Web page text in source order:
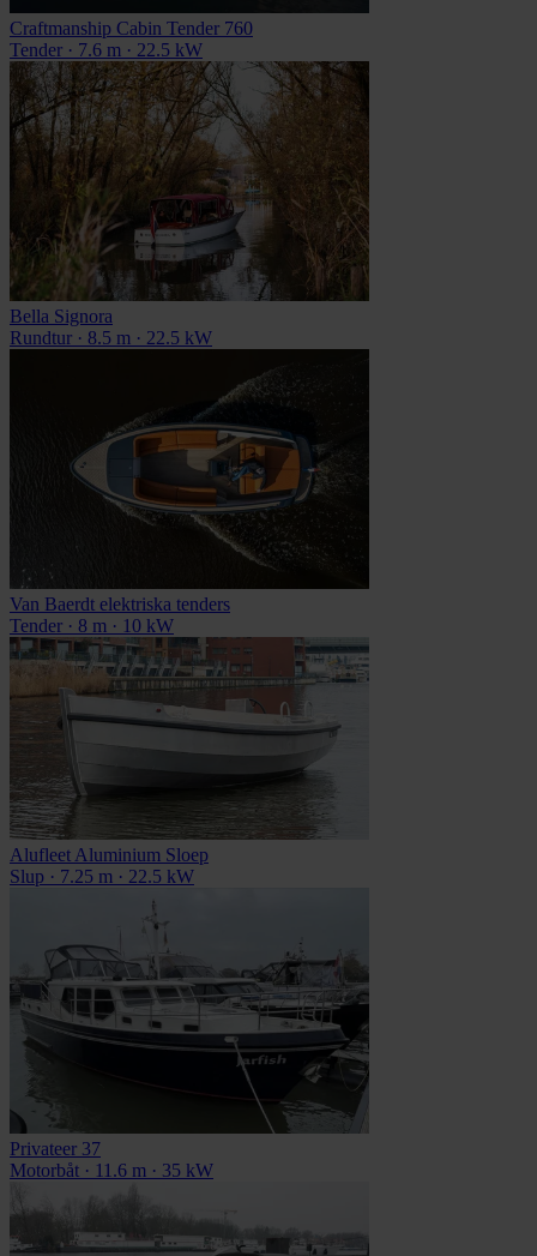
Craftmanship Cabin Tender 760
Tender · 7.6 m · 22.5 kW
Bella Signora
Rundtur · 8.5 m · 22.5 kW
Van Baerdt elektriska tenders
Tender · 8 m · 10 kW
Alufleet Aluminium Sloep
Slup · 7.25 m · 22.5 kW
Privateer 37
Motorbåt · 11.6 m · 35 kW